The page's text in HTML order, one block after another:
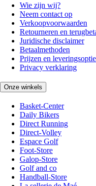
Wie zijn wij?
Neem contact op
Verkoopvoorwaarden
Retourneren en
Juridische disclaimer
Betaalmethoden
Prijzen en
Privacy verklaring
Onze winkels
Basket-Center
Daily Bikers
Direct Running
Direct-Volley
Espace Golf
Foot-Store
Galop-Store
Golf and co
Handball-Store